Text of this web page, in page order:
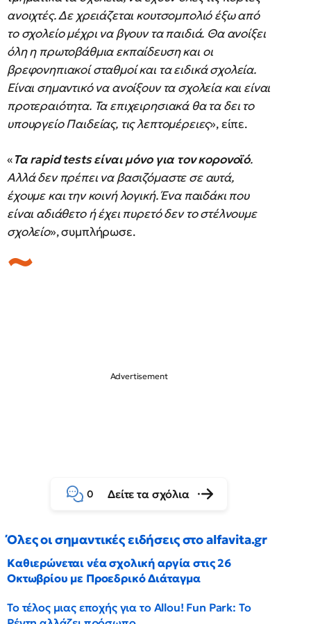
ανοιχτές. Δε χρειάζεται κουτσομπολιό έξω από
το σχολείο μέχρι να βγουν τα παιδιά. Θα ανοίξει
όλη η πρωτοβάθμια εκπαίδευση και οι
βρεφονηπιακοί σταθμοί και τα ειδικά σχολεία.
Είναι σημαντικό να ανοίξουν τα σχολεία και είναι
προτεραιότητα. Τα επιχειρησιακά θα τα δει το
υπουργείο Παιδείας, τις λεπτομέρειες», είπε.
«Τα rapid tests είναι μόνο για τον κορονοϊό.
Αλλά δεν πρέπει να βασιζόμαστε σε αυτά,
έχουμε και την κοινή λογική. Ένα παιδάκι που
είναι αδιάθετο ή έχει πυρετό δεν το στέλνουμε
σχολείο», συμπλήρωσε.
0 Δείτε τα σχόλια
Όλες οι σημαντικές ειδήσεις στο alfavita.gr
Καθιερώνεται νέα σχολική αργία στις 26
Οκτωβρίου με Προεδρικό Διάταγμα
Το τέλος μιας εποχής για το Allou! Fun Park: Το